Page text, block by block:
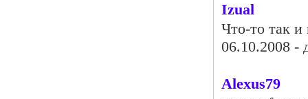
Izual
Что-то так
06.10.2008 -
Alexus79